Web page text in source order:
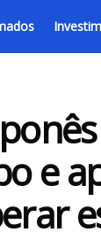
e